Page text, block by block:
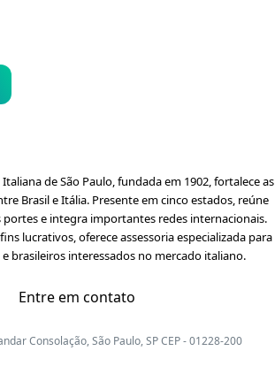
de São Paulo, fundada em 1902, fortalece as
Brasil e Itália. Presente em cinco estados, reúne
portes e integra importantes redes internacionais.
lucrativos, oferece assessoria especializada para
brasileiros interessados no mercado italiano.
Entre em contato
Consolação, São Paulo, SP CEP - 01228-200